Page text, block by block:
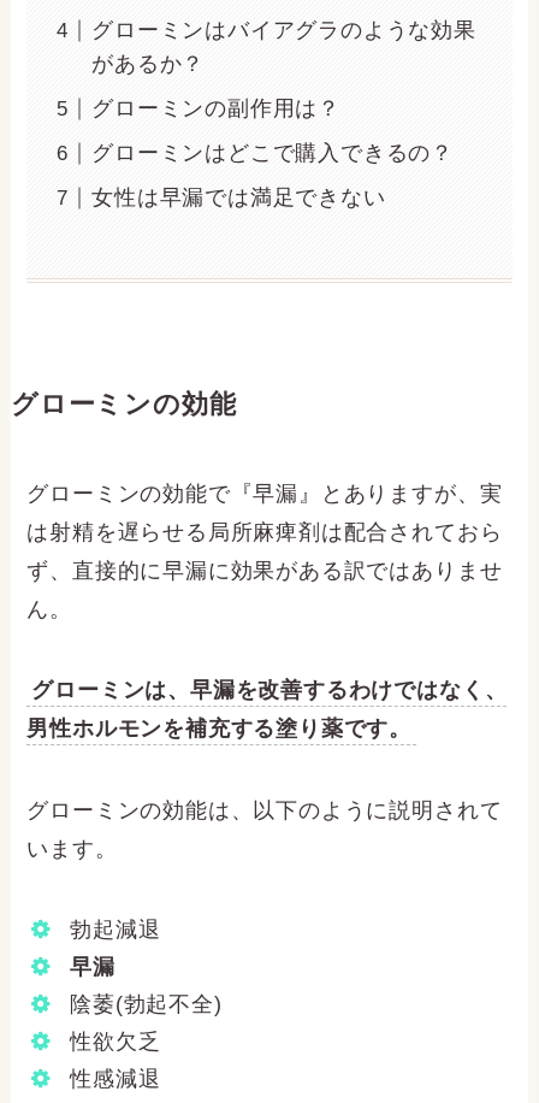
グローミンはバイアグラのような効果
があるか？
グローミンの副作用は？
グローミンはどこで購入できるの？
女性は早漏では満足できない
グローミンの効能
グローミンの効能で『早漏』とありますが、実
は射精を遅らせる局所麻痺剤は配合されておら
ず、直接的に早漏に効果がある訳ではありませ
ん。
グローミンは、早漏を改善するわけではなく、
男性ホルモンを補充する塗り薬です。
グローミンの効能は、以下のように説明されて
います。
勃起減退
早漏
陰萎(勃起不全)
性欲欠乏
性感減退